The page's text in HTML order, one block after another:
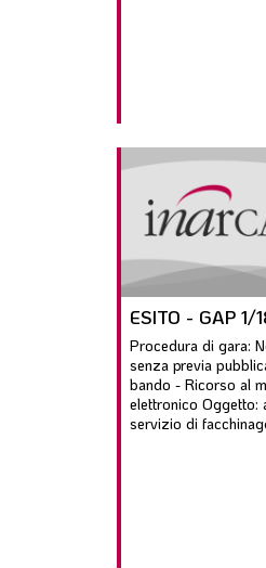
ESITO - GAP 1/
Procedura di gara:
senza previa
bando - Ricorso al
elettronico Oggetto:
servizio di